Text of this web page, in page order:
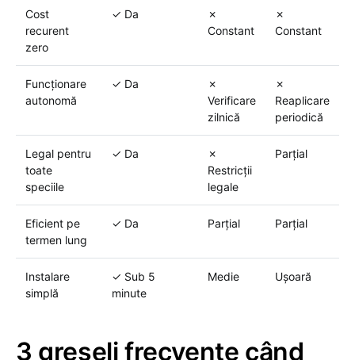
Cost
recurent
zero
✓ Da
✗
Constant
✗
Constant
Funcționare
autonomă
✓ Da
✗
Verificare
zilnică
✗
Reaplicare
periodică
Legal pentru
toate
speciile
✓ Da
✗
Restricții
legale
Parțial
Eficient pe
termen lung
✓ Da Parțial Parțial
Instalare
simplă
✓ Sub 5
minute
Medie Ușoară
3 greșeli frecvente când